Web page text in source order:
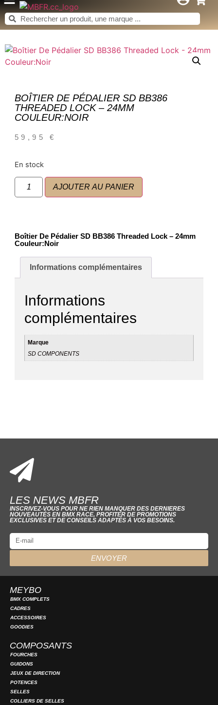
BOÎTIER DE PÉDALIER SD BB386
THREADED LOCK – 24MM
COULEUR:NOIR
59,95€
En stock
AJOUTER AU PANIER
Boîtier De Pédalier SD BB386 Threaded Lock – 24mm
Couleur:Noir
Informations complémentaires
Informations
complémentaires
Marque
SD COMPONENTS
LES NEWS MBFR
INSCRIVEZ-VOUS POUR NE RIEN MANQUER DES DERNIERES
NOUVEAUTÉS EN BMX RACE, PROFITER DE PROMOTIONS
EXCLUSIVES ET DE CONSEILS ADAPTÉS À VOS BESOINS.
ENVOYER
MEYBO
BMX COMPLETS
CADRES
ACCESSOIRES
GOODIES
COMPOSANTS
FOURCHES
GUIDONS
JEUX DE DIRECTION
POTENCES
SELLES
COLLIERS DE SELLES